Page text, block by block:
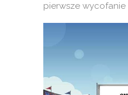
pierwsze wycofanie